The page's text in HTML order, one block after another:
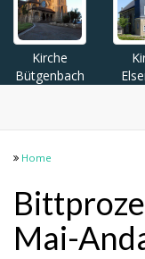
Kirche
Bütgenbach
Home
Mai-